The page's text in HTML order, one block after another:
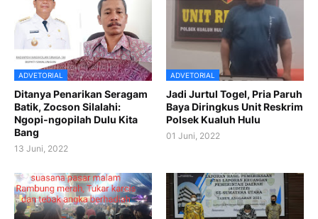
ADVETORIAL
Ditanya Penarikan Seragam
Batik, Zocson Silalahi:
Ngopi-ngopilah Dulu Kita
Bang
13 Juni, 2022
ADVETORIAL
Jadi Jurtul Togel, Pria Paruh
Baya Diringkus Unit Reskrim
Polsek Kualuh Hulu
01 Juni, 2022